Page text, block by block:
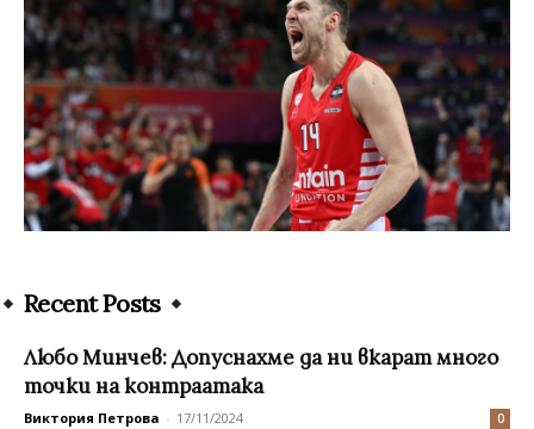
Recent Posts
Любо Минчев: Допуснахме да ни вкарат много
точки на контраатака
Виктория Петрова - 17/11/2024 0